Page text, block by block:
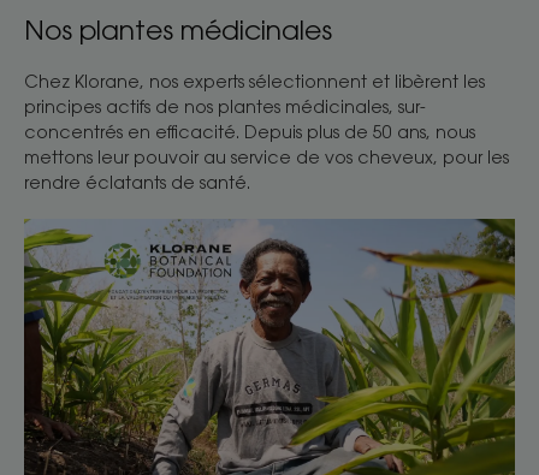
Nos plantes médicinales
Chez Klorane, nos experts sélectionnent et libèrent les
principes actifs de nos plantes médicinales, sur-
concentrés en efficacité. Depuis plus de 50 ans, nous
mettons leur pouvoir au service de vos cheveux, pour les
rendre éclatants de santé.